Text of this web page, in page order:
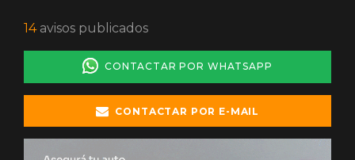
14avisos publicados
CONTACTAR POR WHATSAPP
CONTACTAR POR E-MAIL